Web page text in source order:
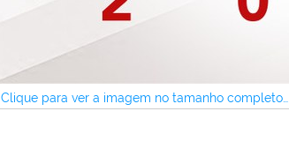
Clique para ver a imagem no tamanho completo…